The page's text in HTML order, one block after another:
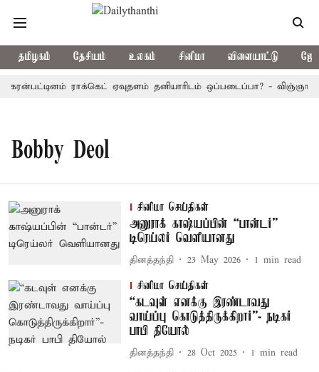
தமிழகம் தேசியம் உலகம் சினிமா விளையாட்டு
ராக்கெட் ஏவுதளம் தனியாரிடம் ஒப்படைப்பா? -
Bobby Deol
சினிமா செய்திகள்
அனுராக் காஷ்யப்பின் “பான்டர்”
டிரெய்லர் வெளியானது
தினத்தந்தி 23 May 2026 1 min read
சினிமா செய்திகள்
“கடவுள் எனக்கு இரண்டாவது
வாய்ப்பு கொடுத்திருக்கிறார்”- நடிகர்
பாபி தியோல்
தினத்தந்தி 28 Oct 2025 1 min read